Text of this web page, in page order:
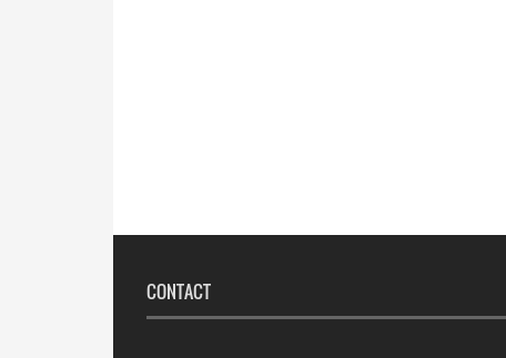
CONTACT